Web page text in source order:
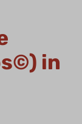
in